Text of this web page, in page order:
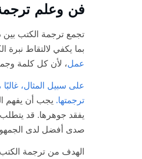
فن وعلم
تجمع ترجمة الكتب بين
بما يكفي لالتقاط
عمل، لأن كل كلمة
على سبيل المثال،
ترجمتها. يجب أن يفهم
يفقد جوهرها. قد يتطلب
صدى أفضل لدى
الهدف من ترجمة